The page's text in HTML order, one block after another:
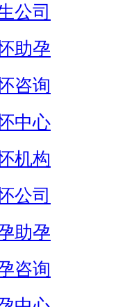
公司
助孕
咨询
中心
机构
公司
助孕
咨询